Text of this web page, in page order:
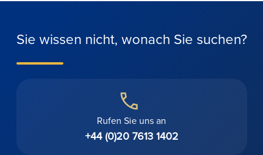
Sie wissen nicht, wonach Sie suchen?
Rufen Sie uns an
+44 (0)20 7613 1402